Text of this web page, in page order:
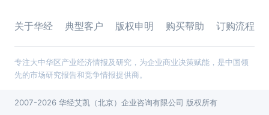
关于华经 典型客户 版权申明 购买帮助 订购流程
专注大中华区产业经济情报及研究，为企业商业决策赋能，是中国领
先的市场研究报告和竞争情报提供商。
2007-2026 华经艾凯（北京）企业咨询有限公司 版权所有